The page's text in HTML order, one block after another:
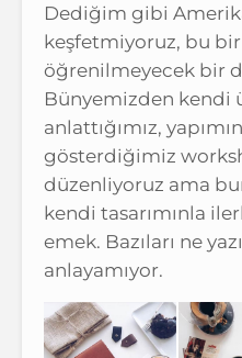
Dediğim gibi
keşfetmiyoruz, bu bir
öğrenilmeyecek bir
Bünyemizden kendi
anlattığımız,
gösterdiğimiz
düzenliyoruz ama
kendi tasarımınla
emek. Bazıları ne
anlayamıyor.